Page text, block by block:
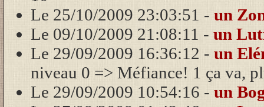
Le 25/10/2009 23:03:51 - un
Le 09/10/2009 21:08:11 - un
Le 29/09/2009 16:36:12 - un
niveau 0 => Méfiance! 1 ça va,
Le 29/09/2009 10:54:16 - un